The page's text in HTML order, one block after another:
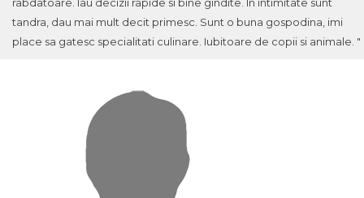
tandra, dau mai mult decit primesc. Sunt o buna gospodina, imi
place sa gatesc specialitati culinare. Iubitoare de copii si animale. "